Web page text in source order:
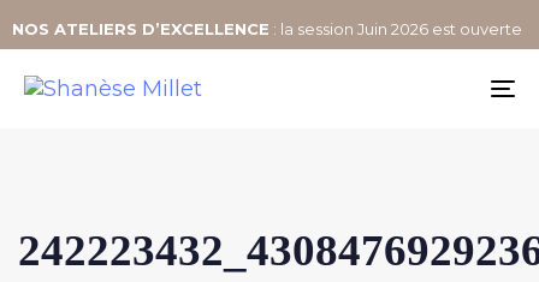
NOS ATELIERS D’EXCELLENCE : la session Juin 2026 est ouverte